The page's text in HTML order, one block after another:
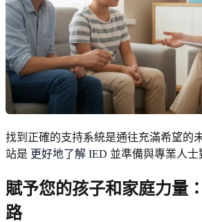
找到正確的支持系統是通往充滿希望的
站是 更好地了解 IED 並準備與專業人士
賦予您的孩子和家庭力量
路